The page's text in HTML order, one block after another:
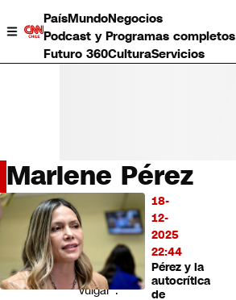
PaísMundoNegocios
Podcast y Programas completos
Futuro 360CulturaServicios
País
Mundo
Negocios
Deportes
Programas completos
Cultura
Marlene Pérez
18-
12-
2025
22:44
Pérez y la
autocrítica
de
LO
MÁS
LEÍDO
"Es
vulgar":